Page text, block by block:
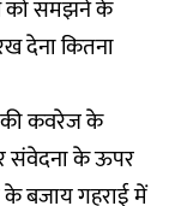
को समझने के
देना कितना
की कवरेज के
संवेदना के ऊपर
के बजाय गहराई में